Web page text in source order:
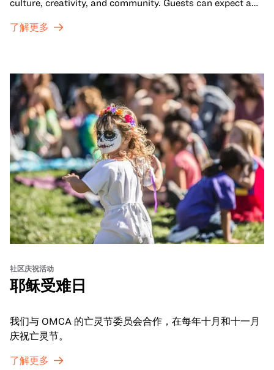
culture, creativity, and community. Guests can expect a
sets from boundary-pushing artists, delicious offerings
move, make, and connect in celebration of Black culture.
了解更多
社区庆祝活动
耶稣受难日
我们与 OMCA 的亡灵节委员会合作，在每年十月和十一月
庆祝亡灵节。
了解更多